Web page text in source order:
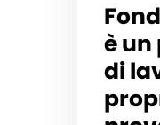
è
di